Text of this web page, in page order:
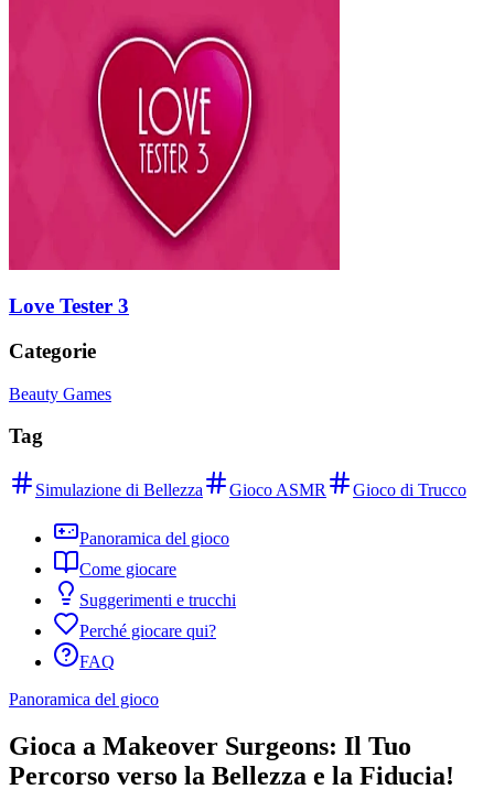
Love Tester 3
Categorie
Beauty Games
Tag
Simulazione di Bellezza Gioco ASMR Gioco di Trucco
Panoramica del gioco
Come giocare
Suggerimenti e trucchi
Perché giocare qui?
FAQ
Panoramica del gioco
Gioca a Makeover Surgeons: Il Tuo
Percorso verso la Bellezza e la Fiducia!